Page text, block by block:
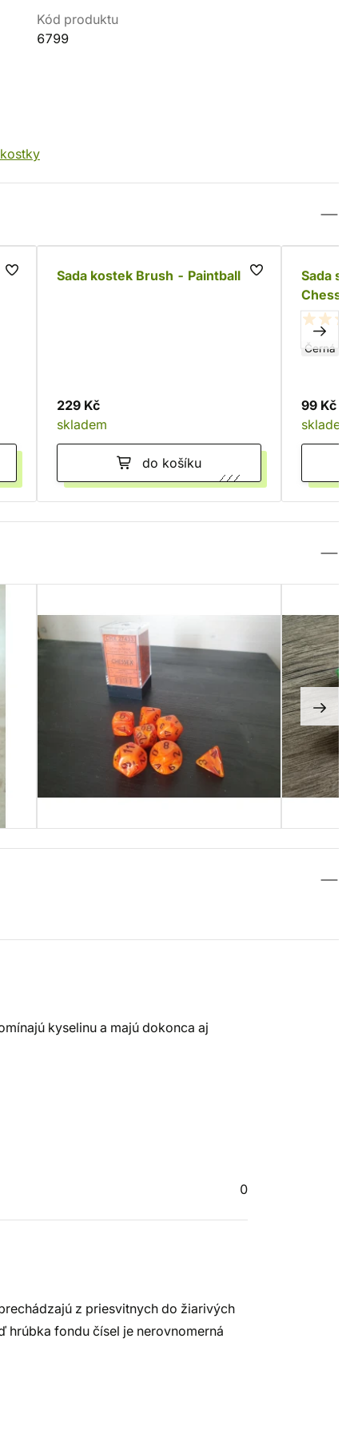
Kód produktu
6799
Sada kostek Brush - Paintball
229 Kč
skladem
do košíku
Sada
Černá
99 Kč
skladem
kyselinu a majú dokonca aj
0
z priesvitnych do žiarivých
fondu čísel je nerovnomerná